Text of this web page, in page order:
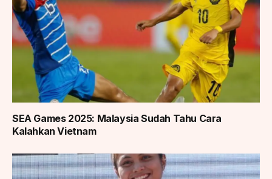
SEA Games 2025: Malaysia Sudah Tahu Cara
Kalahkan Vietnam